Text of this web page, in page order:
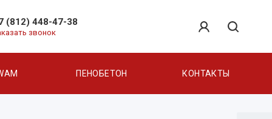
(812) 448-47-38
звонок
ПЕНОБЕТОН КОНТАКТЫ